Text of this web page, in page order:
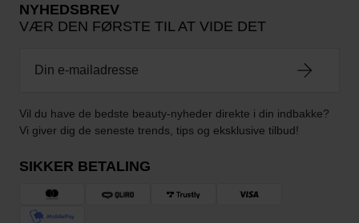
NYHEDSBREV
VÆR DEN FØRSTE TIL AT VIDE DET
Vil du have de bedste beauty-nyheder direkte i din indbakke?
Vi giver dig de seneste trends, tips og eksklusive tilbud!
SIKKER BETALING